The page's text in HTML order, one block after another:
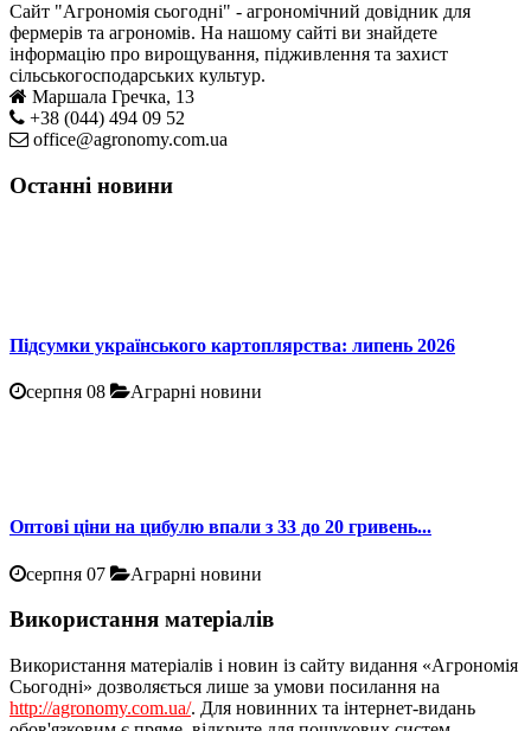
Сайт "Агрономія сьогодні" - агрономічний довідник для
фермерів та агрономів. На нашому сайті ви знайдете
інформацію про вирощування, підживлення та захист
сільськогосподарських культур.
Маршала Гречка, 13
+38 (044) 494 09 52
office@agronomy.com.ua
Останні новини
Підсумки українського картоплярства: липень 2026
серпня 08 Аграрні новини
Оптові ціни на цибулю впали з 33 до 20 гривень...
серпня 07 Аграрні новини
Використання матеріалів
Використання матеріалів і новин із сайту видання «Агрономія
Сьогодні» дозволяється лише за умови посилання на
http://agronomy.com.ua/. Для новинних та інтернет-видань